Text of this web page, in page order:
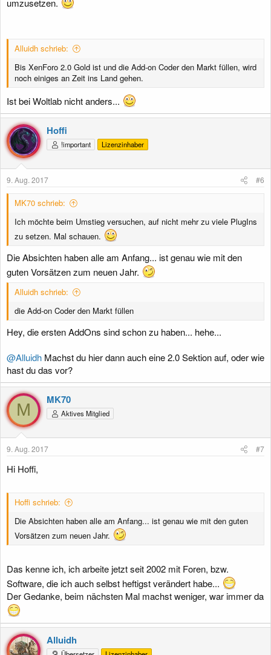
Alluidh schrieb:
Bis XenForo 2.0 Gold ist und die Add-on Coder den Markt füllen, wird
noch einiges an Zeit ins Land gehen.
Ist bei Woltlab nicht anders...
Hoffi
!important Lizenzinhaber
9. Aug. 2017 #6
MK70 schrieb:
Ich möchte beim Umstieg versuchen, auf nicht mehr zu viele PlugIns
zu setzen. Mal schauen.
Die Absichten haben alle am Anfang... ist genau wie mit den
guten Vorsätzen zum neuen Jahr.
Alluidh schrieb:
die Add-on Coder den Markt füllen
Hey, die ersten AddOns sind schon zu haben... hehe...
@Alluidh Machst du hier dann auch eine 2.0 Sektion auf, oder wie
hast du das vor?
M
MK70
Aktives Mitglied
9. Aug. 2017 #7
Hi Hoffi,
Hoffi schrieb:
Die Absichten haben alle am Anfang... ist genau wie mit den guten
Vorsätzen zum neuen Jahr.
Das kenne ich, ich arbeite jetzt seit 2002 mit Foren, bzw.
Software, die ich auch selbst heftigst verändert habe...
Der Gedanke, beim nächsten Mal machst weniger, war immer da
Alluidh